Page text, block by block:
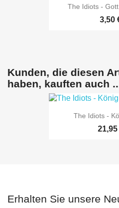
The Idiots - Gott
3,50
Kunden, die diesen
haben, kauften auch
The Idiots -
21,95
Erhalten Sie unsere